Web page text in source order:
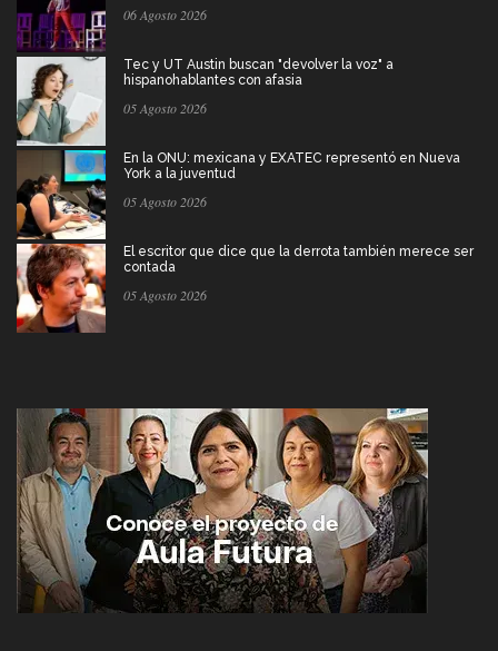
06 Agosto 2026
Tec y UT Austin buscan "devolver la voz" a
hispanohablantes con afasia
05 Agosto 2026
En la ONU: mexicana y EXATEC representó en Nueva
York a la juventud
05 Agosto 2026
El escritor que dice que la derrota también merece ser
contada
05 Agosto 2026